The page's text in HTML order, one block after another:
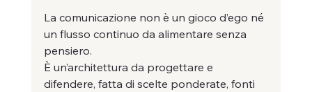
La comunicazione non è un gioco d’ego né
un flusso continuo da alimentare senza
pensiero.
È un’architettura da progettare e
difendere, fatta di scelte ponderate, fonti